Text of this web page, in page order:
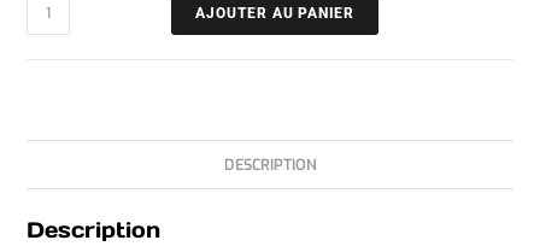
AJOUTER AU PANIER
DESCRIPTION
Description